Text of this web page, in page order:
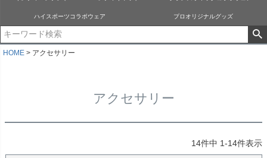
ハイスポーツコラボウェア プロオリジナルグッズ
HOME アクセサリー
アクセサリー
14件中 1-14件表示